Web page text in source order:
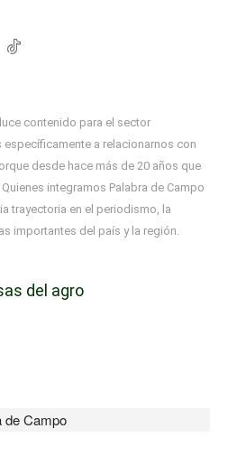
contenido para el sector
a relacionarnos con
desde hace más de 20 años que
integramos Palabra de Campo
trayectoria en el periodismo, la
importantes del país y la región.
del agro
de Campo